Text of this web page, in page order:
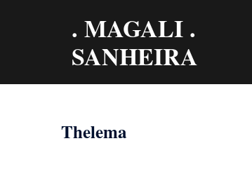
. MAGALI .
SANHEIRA
Thelema